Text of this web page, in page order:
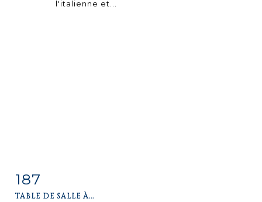
Item detail
187
TABLE DE SALLE À...